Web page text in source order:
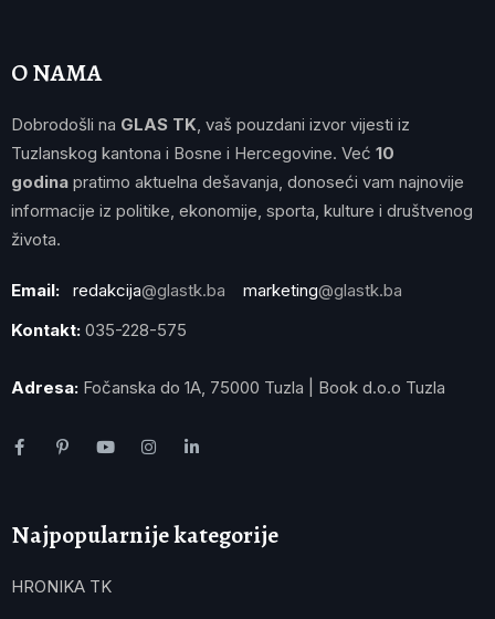
O NAMA
Dobrodošli na GLAS TK , vaš pouzdani izvor vijesti iz
Tuzlanskog kantona i Bosne i Hercegovine. Već 10
godina pratimo aktuelna dešavanja, donoseći vam najnovije
informacije iz politike, ekonomije, sporta, kulture i društvenog
života.
Email: redakcija@glastk.ba marketing@glastk.ba
Kontakt: 035-228-575
Adresa: Fočanska do 1A, 75000 Tuzla | Book d.o.o Tuzla
Najpopularnije kategorije
HRONIKA TK